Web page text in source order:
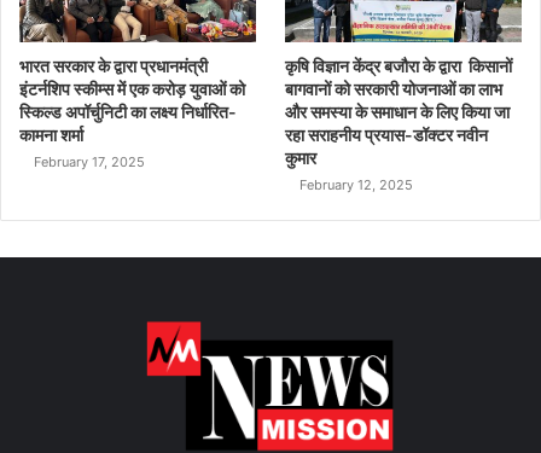
भारत सरकार के द्वारा प्रधानमंत्री
इंटर्नशिप स्कीम्स में एक करोड़ युवाओं को
स्किल्ड अपॉर्चुनिटी का लक्ष्य निर्धारित-
कामना शर्मा
February 17, 2025
कृषि विज्ञान केंद्र बजौरा के द्वारा किसानों
बागवानों को सरकारी योजनाओं का लाभ
और समस्या के समाधान के लिए किया जा
रहा सराहनीय प्रयास-डॉक्टर नवीन
कुमार
February 12, 2025